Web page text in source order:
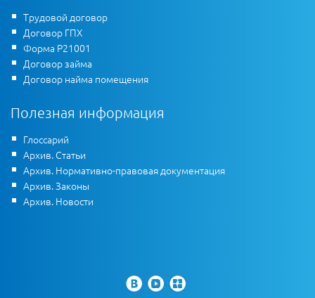
Трудовой договор
Договор ГПХ
Форма Р21001
Договор займа
Договор найма помещения
Полезная информация
Глоссарий
Архив. Статьи
Архив. Нормативно-правовая документация
Архив. Законы
Архив. Новости